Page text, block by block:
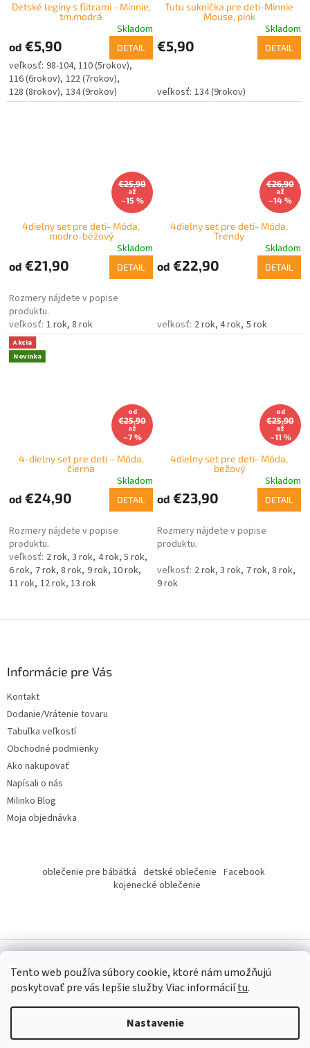
Tento web používa súbory cookie, ktoré nám umožňujú
poskytovať pre vás lepšie služby.Viac informáciítu.
Nastavenie
Detské legíny s flitrami - Minnie,
tm.modrá
Skladom
od €5,90 DETAIL
98-104 110 (5rokov)
116 (6rokov) 122 (7rokov)
128 (8rokov) 134 (9rokov)
Tutu suknička pre deti-Minnie
Mouse, pink
Skladom
€5,90 DETAIL
134 (9rokov)
€25,90
až
–15 %
4dielny set pre deti- Móda,
modro-béžový
Skladom
od €21,90 DETAIL
Rozmery nájdete v popise
produktu.
1 rok 8 rok
€26,90
až
–14 %
4dielny set pre deti- Móda,
Trendy
Skladom
od €22,90 DETAIL
2 rok 4 rok 5 rok
Akcia
Novinka
od
€25,90
až
–7 %
4-dielny set pre deti – Móda,
čierna
Skladom
od €24,90 DETAIL
Rozmery nájdete v popise
produktu.
2 rok 3 rok 4 rok 5 rok
6 rok 7 rok 8 rok 9 rok 10 rok
11 rok 12 rok 13 rok
od
€25,90
až
–11 %
4dielny set pre deti- Móda,
bežový
Skladom
od €23,90 DETAIL
Rozmery nájdete v popise
produktu.
2 rok 3 rok 7 rok 8 rok
9 rok
Informácie pre Vás
Kontakt
Dodanie/Vrátenie tovaru
Tabuľka veľkostí
Obchodné podmienky
Ako nakupovať
Napísali o nás
Milinko Blog
Moja objednávka
oblečenie pre bábätká detské oblečenie Facebook
kojenecké oblečenie
Copyright 2026Milinko oblečenie. Všetky práva vyhradené.